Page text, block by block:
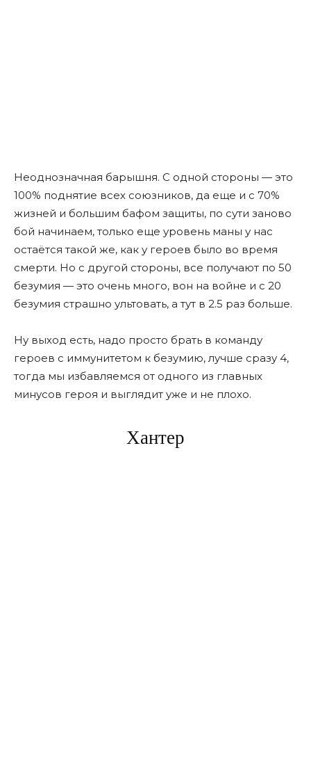
Неоднозначная барышня. С одной стороны — это
100% поднятие всех союзников, да еще и с 70%
жизней и большим бафом защиты, по сути заново
бой начинаем, только еще уровень маны у нас
остаётся такой же, как у героев было во время
смерти. Но с другой стороны, все получают по 50
безумия — это очень много, вон на войне и с 20
безумия страшно ультовать, а тут в 2.5 раз больше.
Ну выход есть, надо просто брать в команду
героев с иммунитетом к безумию, лучше сразу 4,
тогда мы избавляемся от одного из главных
минусов героя и выглядит уже и не плохо.
Хантер